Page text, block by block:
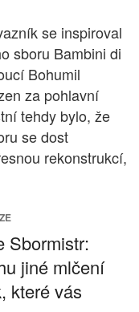
se inspiroval
sboru Bambini di
Bohumil
za pohlavní
tehdy bylo, že
se dost
rekonstrukcí,
Sbormistr:
jiné mlčení
které vás